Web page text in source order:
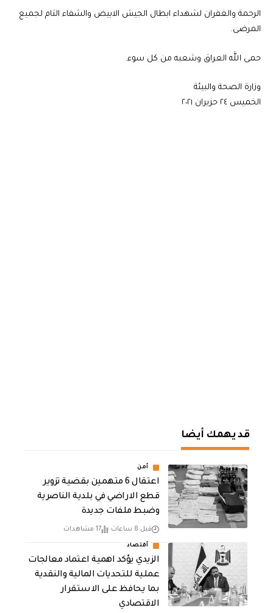
الرحمة والغفران لشهداء ابطال الجيش الابيض والشفاء التام لجميع
المرضى.
حمى الله العراق وشعبه من كل سوء.
وزارة الصحة والبيئة
الخميس ٢٤ حزيران ٢٠٢١
قد يهمك أيضا
أمن
اعتقال 6 متهمين بقضية تزوير
قطع الاراضي في بلدية الناصرية
وضبط ملفات جديدة
قبل 8 ساعات 17 مشاهدات
أقتصاد
الزيدي يؤكد اهمية اعتماد معالجات
عملية للتحديات المالية والنقدية
بما يحافظ على الاستقرار
الاقتصادي